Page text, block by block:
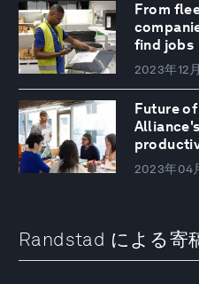
From
find jobs
2023年12
Future
2023年04
Randstad による寄